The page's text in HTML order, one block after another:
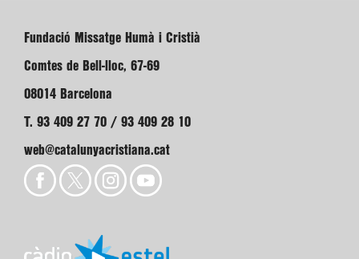
Fundació Missatge Humà i Cristià
Comtes de Bell-lloc, 67-69
08014 Barcelona
T. 93 409 27 70 / 93 409 28 10
web@catalunyacristiana.cat